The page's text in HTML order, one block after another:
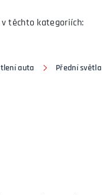
těchto kategoriích:
auta Přední světla